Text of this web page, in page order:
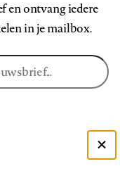
en ontvang iedere
in je mailbox.